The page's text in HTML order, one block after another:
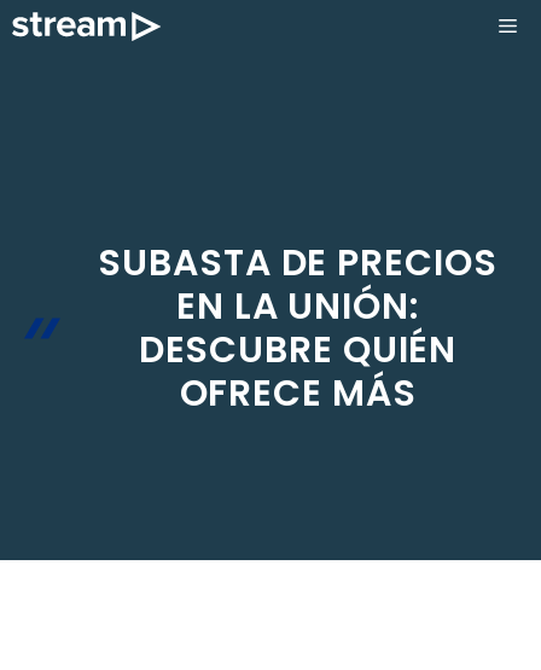
Saltar
SUBASTA DE PRECIOS
EN LA UNIÓN:
DESCUBRE QUIÉN
OFRECE MÁS